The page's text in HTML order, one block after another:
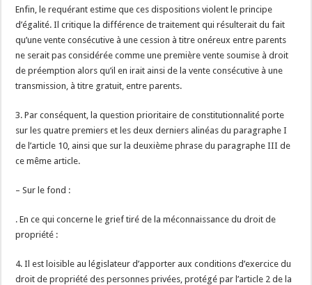
Enfin, le requérant estime que ces dispositions violent le principe
d’égalité. Il critique la différence de traitement qui résulterait du fait
qu’une vente consécutive à une cession à titre onéreux entre parents
ne serait pas considérée comme une première vente soumise à droit
de préemption alors qu’il en irait ainsi de la vente consécutive à une
transmission, à titre gratuit, entre parents.
3. Par conséquent, la question prioritaire de constitutionnalité porte
sur les quatre premiers et les deux derniers alinéas du paragraphe I
de l’article 10, ainsi que sur la deuxième phrase du paragraphe III de
ce même article.
– Sur le fond :
. En ce qui concerne le grief tiré de la méconnaissance du droit de
propriété :
4. Il est loisible au législateur d’apporter aux conditions d’exercice du
droit de propriété des personnes privées, protégé par l’article 2 de la